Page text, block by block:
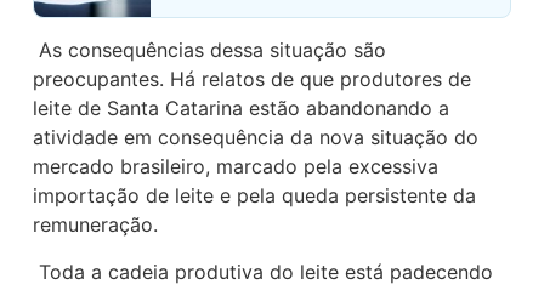
As consequências dessa situação são
preocupantes. Há relatos de que produtores de
leite de Santa Catarina estão abandonando a
atividade em consequência da nova situação do
mercado brasileiro, marcado pela excessiva
importação de leite e pela queda persistente da
remuneração.
Toda a cadeia produtiva do leite está padecendo